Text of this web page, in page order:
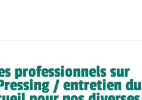
professionnels sur
/ entretien du